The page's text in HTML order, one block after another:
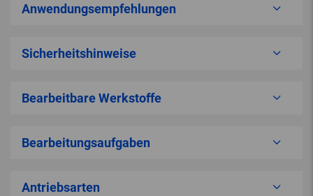
Anwendungsempfehlungen
Sicherheitshinweise
Bearbeitbare Werkstoffe
Bearbeitungsaufgaben
Antriebsarten